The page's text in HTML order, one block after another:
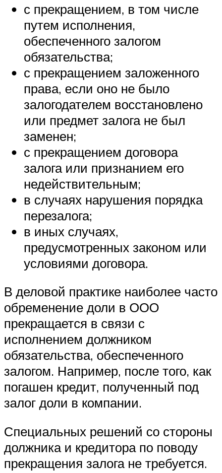
с прекращением, в том числе
путем исполнения,
обеспеченного залогом
обязательства;
с прекращением заложенного
права, если оно не было
залогодателем восстановлено
или предмет залога не был
заменен;
с прекращением договора
залога или признанием его
недействительным;
в случаях нарушения порядка
перезалога;
в иных случаях,
предусмотренных законом или
условиями договора.
В деловой практике наиболее часто
обременение доли в ООО
прекращается в связи с
исполнением должником
обязательства, обеспеченного
залогом. Например, после того, как
погашен кредит, полученный под
залог доли в компании.
Специальных решений со стороны
должника и кредитора по поводу
прекращения залога не требуется.